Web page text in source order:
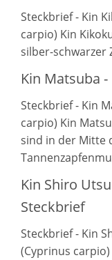
Steckbrief - Kin
carpio) Kin
silber-schwarzer
Kin Matsuba
Steckbrief - Kin
carpio) Kin
sind in der Mitte
Kin Shiro
Steckbrief
Steckbrief - Kin
(Cyprinus